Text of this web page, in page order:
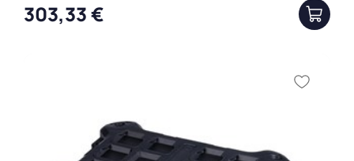
303,33 €